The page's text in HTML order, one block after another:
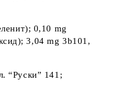
0,10 mg
3,04 mg 3b101,
“Руски” 141;